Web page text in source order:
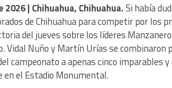
2026 | Chihuahua, Chihuahua.Si había
de Chihuahua para competir por los
del jueves sobre los líderes
Vidal Nuño y Martín Urías se
campeonato a apenas cinco imparables
en el Estadio Monumental.